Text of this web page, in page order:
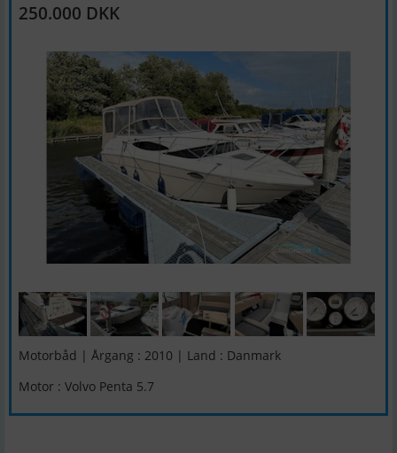
250.000 DKK
Motorbåd | Årgang : 2010 | Land : Danmark
Motor : Volvo Penta 5.7